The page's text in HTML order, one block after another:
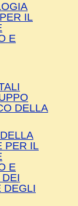
IL
E
DELLA
PER IL
E
DEGLI